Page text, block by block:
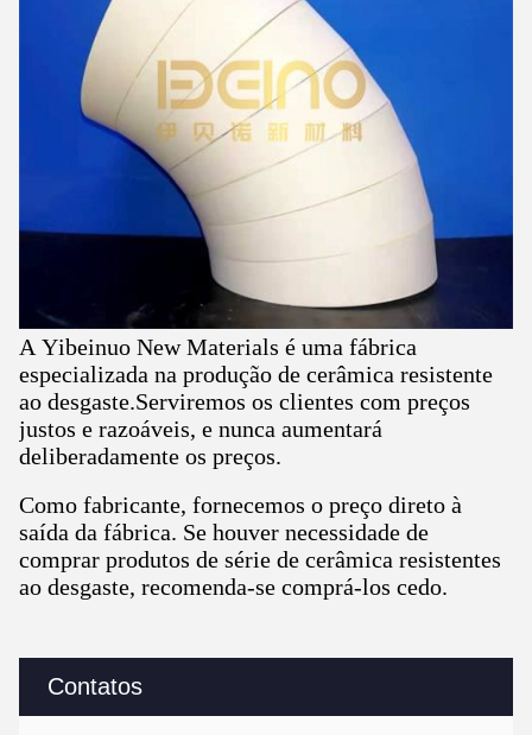
Contatos
A Yibeinuo New Materials é uma fábrica
especializada na produção de cerâmica resistente
ao desgaste.Serviremos os clientes com preços
justos e razoáveis, e nunca aumentará
deliberadamente os preços.
Como fabricante, fornecemos o preço direto à
saída da fábrica. Se houver necessidade de
comprar produtos de série de cerâmica resistentes
ao desgaste, recomenda-se comprá-los cedo.